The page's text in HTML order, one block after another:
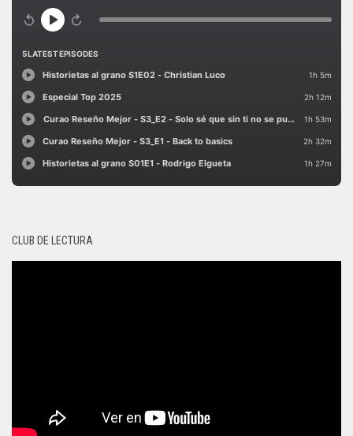
CLUB DE LECTURA